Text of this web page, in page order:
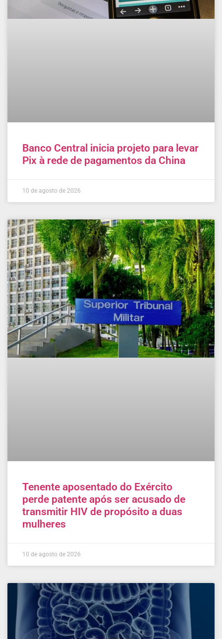
Banco Central inicia projeto para levar
Pix à rede de pagamentos da China
10 de agosto de 2026
Tenente aposentado do Exército
perde patente após ser acusado de
transmitir HIV de propósito a duas
mulheres
10 de agosto de 2026